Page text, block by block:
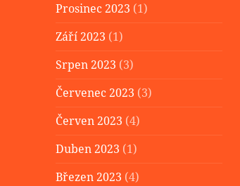
Prosinec 2023 (1)
Září 2023 (1)
Srpen 2023 (3)
Červenec 2023 (3)
Červen 2023 (4)
Duben 2023 (1)
Březen 2023 (4)